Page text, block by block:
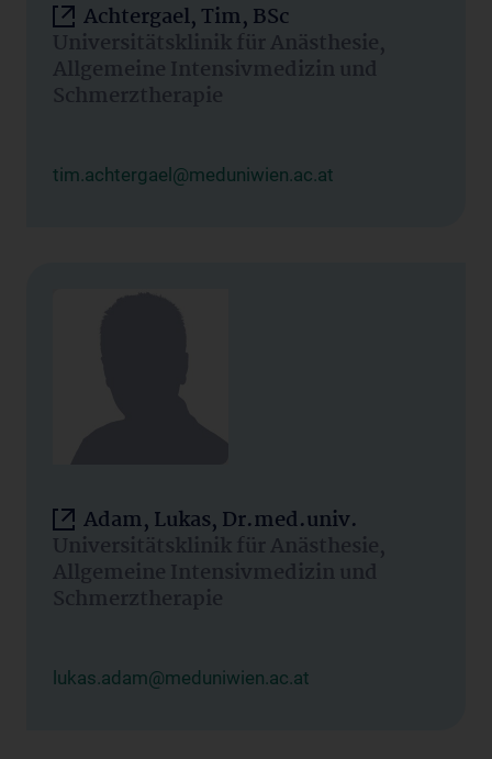
Achtergael, Tim, BSc
Universitätsklinik für Anästhesie,
Allgemeine Intensivmedizin und
Schmerztherapie
tim.achtergael@meduniwien.ac.at
Adam, Lukas, Dr.med.univ.
Universitätsklinik für Anästhesie,
Allgemeine Intensivmedizin und
Schmerztherapie
lukas.adam@meduniwien.ac.at